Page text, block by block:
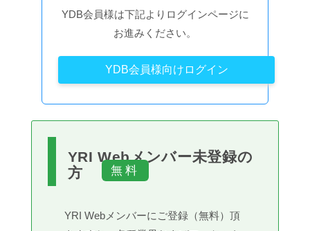
YDB会員様は下記よりログインページに
お進みください。
YDB会員様向けログイン
YRI Webメンバー未登録の
方
YRI Webメンバーにご登録（無料）頂